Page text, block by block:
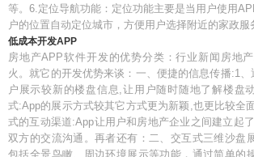
等。6.定位导航功能：定位功能主要是当用户使用
户的位置自动定位城市，方便用户选择附近的家政服
低成本开发APP
房地产APP软件开发的优势分类：行业新闻房地
火。就它的开发优势来谈：一、便捷的信息传播:1、
户展示较新的楼盘信息,让用户随时随地了解楼盘
式:App的展示方式较其它方式更为新颖,也更比较全
式的互动渠道:App让用户和房地产企业之间建立起
双方的交流沟通。再者还有：二、交互式三维沙盘
包括全景鸟瞰、周边环境展示等功能，通过简单的